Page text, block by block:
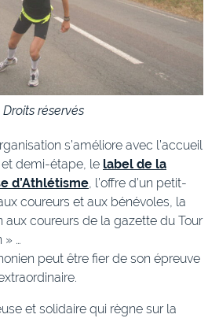
Droits réservés
s’améliore avec l’accueil
demi-étape, le label de la
d’Athlétisme, l’offre d’un petit-
coureurs et aux bénévoles, la
aux coureurs de la gazette du Tour
» …
peut être fier de son épreuve
et solidaire qui règne sur la